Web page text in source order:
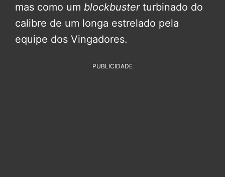
mas como um blockbusterturbinado do
calibre de um longa estrelado pela
equipe dos Vingadores.
PUBLICIDADE